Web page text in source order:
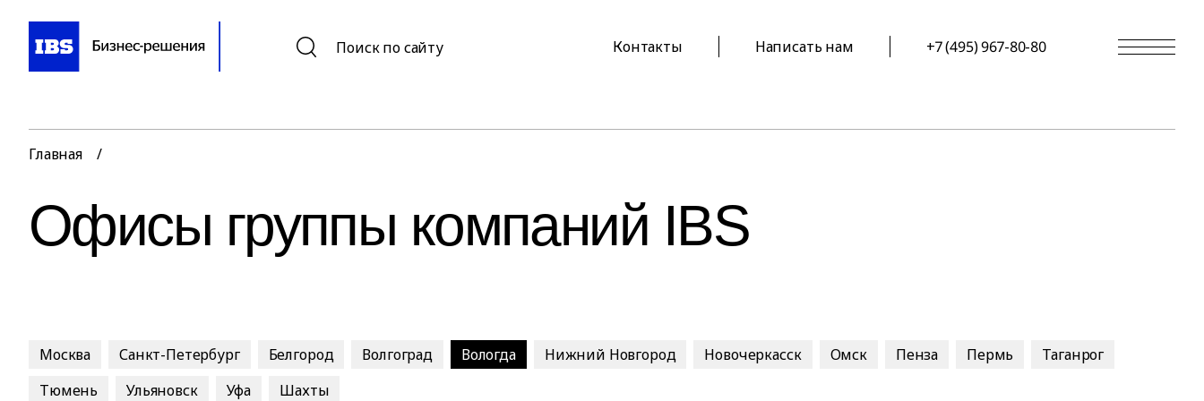
Поиск по сайту Контакты Написать нам +7 (495) 967-80-80
Главная /
Офисы группы компаний IBS
Москва Санкт-Петербург Белгород Волгоград Вологда Нижний Новгород Новочеркасск Омск Пенза Пермь
Таганрог
Тюмень
Ульяновск Уфа Шахты